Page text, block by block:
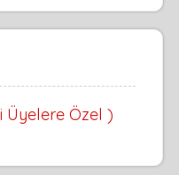
Üyelere Özel )